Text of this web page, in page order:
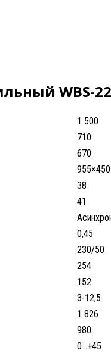
WBS-
1 500
710
670
38
41
0,45
230/50
254
152
3-12,5
1 826
980
0…+45